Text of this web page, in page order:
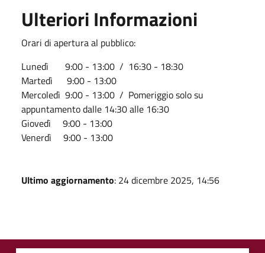
Ulteriori Informazioni
Orari di apertura al pubblico:
Lunedì 9:00 - 13:00 / 16:30 - 18:30
Martedì 9:00 - 13:00
Mercoledì 9:00 - 13:00 / Pomeriggio solo su
appuntamento dalle 14:30 alle 16:30
Giovedì 9:00 - 13:00
Venerdì 9:00 - 13:00
Ultimo aggiornamento: 24 dicembre 2025, 14:56